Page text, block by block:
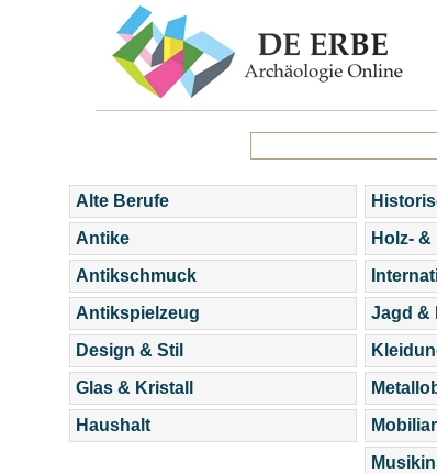
Alte Berufe
Antike
Antikschmuck
Antikspielzeug
Design & Stil
Glas & Kristall
Haushalt
Holz-
Jagd &